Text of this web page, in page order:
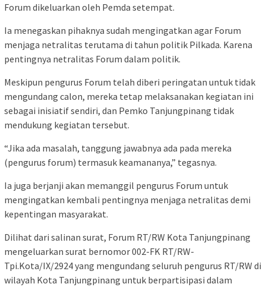
Forum dikeluarkan oleh Pemda setempat.
Ia menegaskan pihaknya sudah mengingatkan agar Forum
menjaga netralitas terutama di tahun politik Pilkada. Karena
pentingnya netralitas Forum dalam politik.
Meskipun pengurus Forum telah diberi peringatan untuk tidak
mengundang calon, mereka tetap melaksanakan kegiatan ini
sebagai inisiatif sendiri, dan Pemko Tanjungpinang tidak
mendukung kegiatan tersebut.
“Jika ada masalah, tanggung jawabnya ada pada mereka
(pengurus forum) termasuk keamananya,” tegasnya.
Ia juga berjanji akan memanggil pengurus Forum untuk
mengingatkan kembali pentingnya menjaga netralitas demi
kepentingan masyarakat.
Dilihat dari salinan surat, Forum RT/RW Kota Tanjungpinang
mengeluarkan surat bernomor 002-FK RT/RW-
Tpi.Kota/IX/2924 yang mengundang seluruh pengurus RT/RW di
wilayah Kota Tanjungpinang untuk berpartisipasi dalam